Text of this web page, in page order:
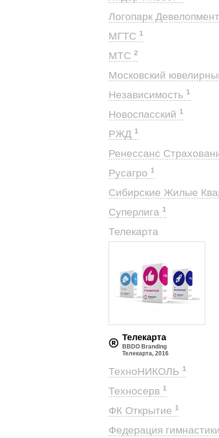
Логопарк Девелопмент
МГТС 1
МТС 2
Московский
Независимость 1
Новоспасский 1
РЖД 1
Ренессанс
Русагро 1
Сибирские Жилые
Суперлига 1
Телекарта
Телекарта
BBDO Branding
Телекарта, 2016
ТехноНИКОЛЬ 1
Техносерв 1
ФК Открытие 1
Федерация